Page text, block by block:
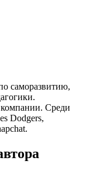
саморазвитию,
Среди
Dodgers,